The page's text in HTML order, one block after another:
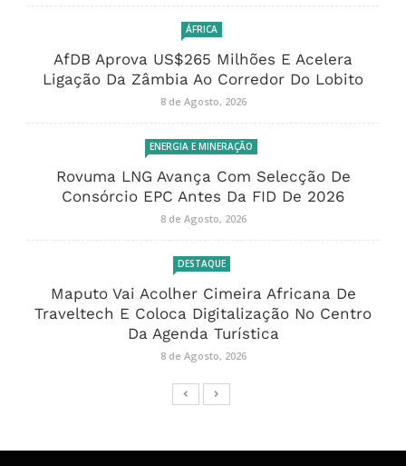
ÁFRICA
AfDB Aprova US$265 Milhões E Acelera
Ligação Da Zâmbia Ao Corredor Do Lobito
8 de Agosto, 2026
ENERGIA E MINERAÇÃO
Rovuma LNG Avança Com Selecção De
Consórcio EPC Antes Da FID De 2026
8 de Agosto, 2026
DESTAQUE
Maputo Vai Acolher Cimeira Africana De
Traveltech E Coloca Digitalização No Centro
Da Agenda Turística
8 de Agosto, 2026